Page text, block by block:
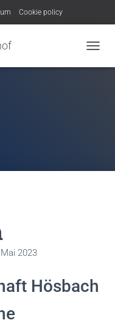
Cookie policy
A
U
2023
Hösbach